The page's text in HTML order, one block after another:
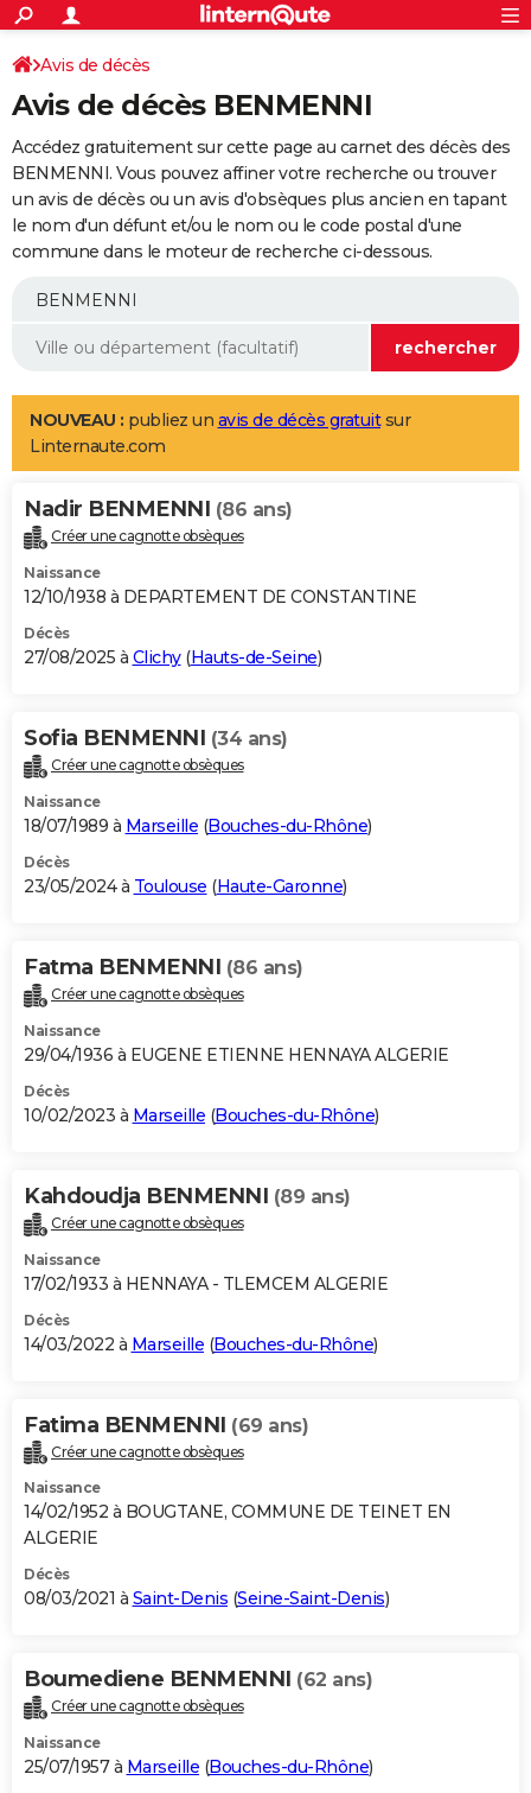
ACTUALITÉS
Politique
Société
Faits Divers
Education
Monde
Villes
+
SPORT
Coupe du monde 2026
Football
Tennis
Cyclisme
Rugby
Forum
Programme TV
TNT
Streaming
Cinéma
Sorties cinéma
Musique
+
FINANCE
Impôts
Immobilier
Risques naturels par ville
Banque
Assurance
Crédit
AUTO
Essais
Réserver un essai
Citadines
Berlines
SUV
Forum auto
+
Mobiles
Meilleur smartphone
Internet
Ordinateurs
Jeux vidéo
Guide high-tech
Aménagement intérieur
LIFESTYLE
Art de vivre
Bien-être
Loisirs
Mode
Modes de vie
Alimentation
Guide de la santé
Maladies
Médicaments
Sommeil
VOYAGE
Destinations
City break
Voyage nature
Voyage de noces
Forum
Climat
+PHOTO
GUIDES D'ACHAT
BONS PLANS
Carte de Noël
Carte Bonne année
Carte Saint-Valentin
Carte Pâques
Carte d'anniversaire
DICTIONNAIRE
Dictionnaire
Biographies
Citations
Expressions
Proverbes
PROGRAMME TV
S'inscrire
Se connecter
Lycées
Collèges
Primaires
Universités
Entreprises
Service militaire
Avis de recherche
AVIS DE DÉCÈS
Bricolage
Lifestyle
Culture
Sport
Auto
Television
Voyage
Cinema
Avis de décès
Avis de décès BENMENNI
Accédez gratuitement sur cette page au carnet des décès des
BENMENNI. Vous pouvez affiner votre recherche ou trouver
un avis de décès ou un avis d'obsèques plus ancien en tapant
le nom d'un défunt et/ou le nom ou le code postal d'une
commune dans le moteur de recherche ci-dessous.
NOUVEAU : publiez un avis de décès gratuitsur
Linternaute.com
Nadir BENMENNI (86 ans)
Créer une cagnotte obsèques
Naissance
12/10/1938 à DEPARTEMENT DE CONSTANTINE
Décès
27/08/2025 à Clichy(Hauts-de-Seine)
Sofia BENMENNI (34 ans)
Créer une cagnotte obsèques
Naissance
18/07/1989 à Marseille (Bouches-du-Rhône)
Décès
23/05/2024 à Toulouse (Haute-Garonne)
Fatma BENMENNI (86 ans)
Créer une cagnotte obsèques
Naissance
29/04/1936 à EUGENE ETIENNE HENNAYA ALGERIE
Décès
10/02/2023 à Marseille (Bouches-du-Rhône)
Kahdoudja BENMENNI (89 ans)
Créer une cagnotte obsèques
Naissance
17/02/1933 à HENNAYA - TLEMCEM ALGERIE
Décès
14/03/2022 à Marseille (Bouches-du-Rhône)
Fatima BENMENNI (69 ans)
Créer une cagnotte obsèques
Naissance
14/02/1952 à BOUGTANE, COMMUNE DE TEINET EN
ALGERIE
Décès
08/03/2021 à Saint-Denis (Seine-Saint-Denis)
Boumediene BENMENNI (62 ans)
Créer une cagnotte obsèques
Naissance
25/07/1957 à Marseille (Bouches-du-Rhône)